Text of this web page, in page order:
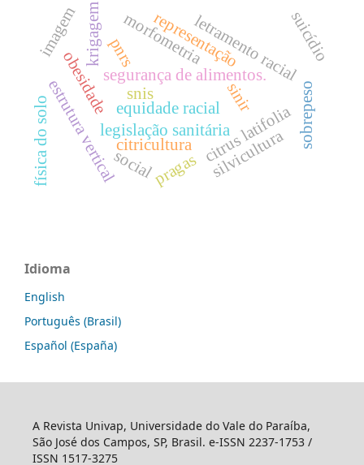
equidade racial
letramento racial
segurança de alimentos.
legislação sanitáriacitrus latifolia
citricultura
pragas
morfometria
estrutura vertical silvicultura
sobrepeso
obesidade
física do solo
krigagempnrs
snis sinir
imagem representação
social
suicídio
Idioma
English
Português (Brasil)
Español (España)
A Revista Univap, Universidade do Vale do Paraíba,
São José dos Campos, SP, Brasil. e-ISSN 2237-1753 /
ISSN 1517-3275